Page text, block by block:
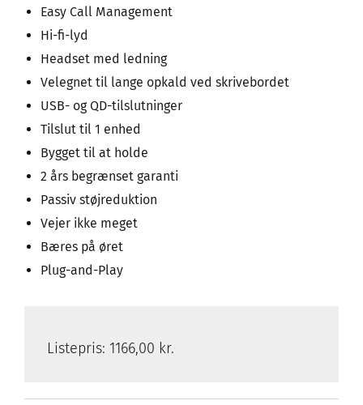
Easy Call Management
Hi-fi-lyd
Headset med ledning
Velegnet til lange opkald ved skrivebordet
USB- og QD-tilslutninger
Tilslut til 1 enhed
Bygget til at holde
2 års begrænset garanti
Passiv støjreduktion
Vejer ikke meget
Bæres på øret
Plug-and-Play
Listepris: 1166,00 kr.